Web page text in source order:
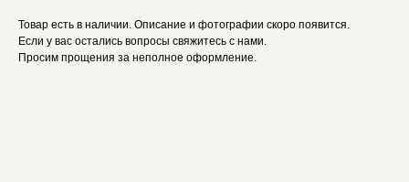
Товар есть в наличии. Описание и фотографии скоро появится.
Если у вас остались вопросы свяжитесь с нами.
Просим прощения за неполное оформление.